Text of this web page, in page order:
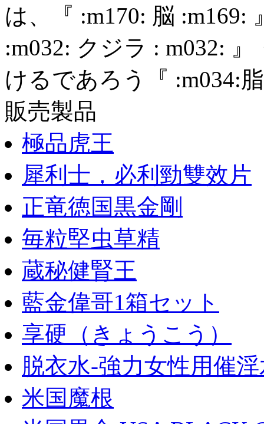
は、『 :m170: 脳 :m169:
:m032: クジラ : m032:
けるであろう『 :m034:
販売製品
極品虎王
犀利士，必利勁雙效片
正竜徳国黒金剛
毎粒堅虫草精
蔵秘健腎王
藍金偉哥1箱セット
享硬（きょうこう）
脱衣水-強力女性用催
米国魔根